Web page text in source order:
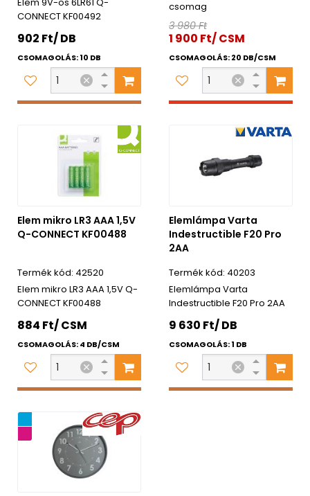
CONNECT KF00492
902 Ft/ DB
CSOMAGOLÁS: 10 DB
csomag
3 980 Ft
1 900 Ft/ CSM
CSOMAGOLÁS: 20 DB/CSM
Elem mikro LR3 AAA 1,5V
Q-CONNECT KF00488
42520
Elem mikro LR3 AAA 1,5V Q-
CONNECT KF00488
884 Ft/ CSM
CSOMAGOLÁS: 4 DB/CSM
Elemlámpa Varta
Indestructible F20 Pro
2AA
40203
Elemlámpa Varta
Indestructible F20 Pro 2AA
9 630 Ft/ DB
CSOMAGOLÁS: 1 DB